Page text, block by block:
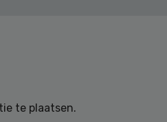
te plaatsen.